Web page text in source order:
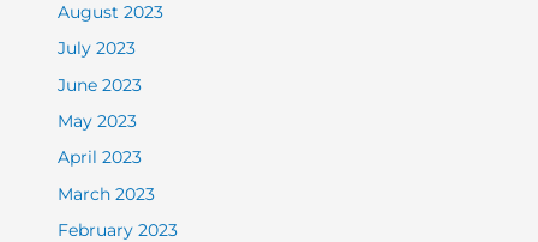
August 2023
July 2023
June 2023
May 2023
April 2023
March 2023
February 2023